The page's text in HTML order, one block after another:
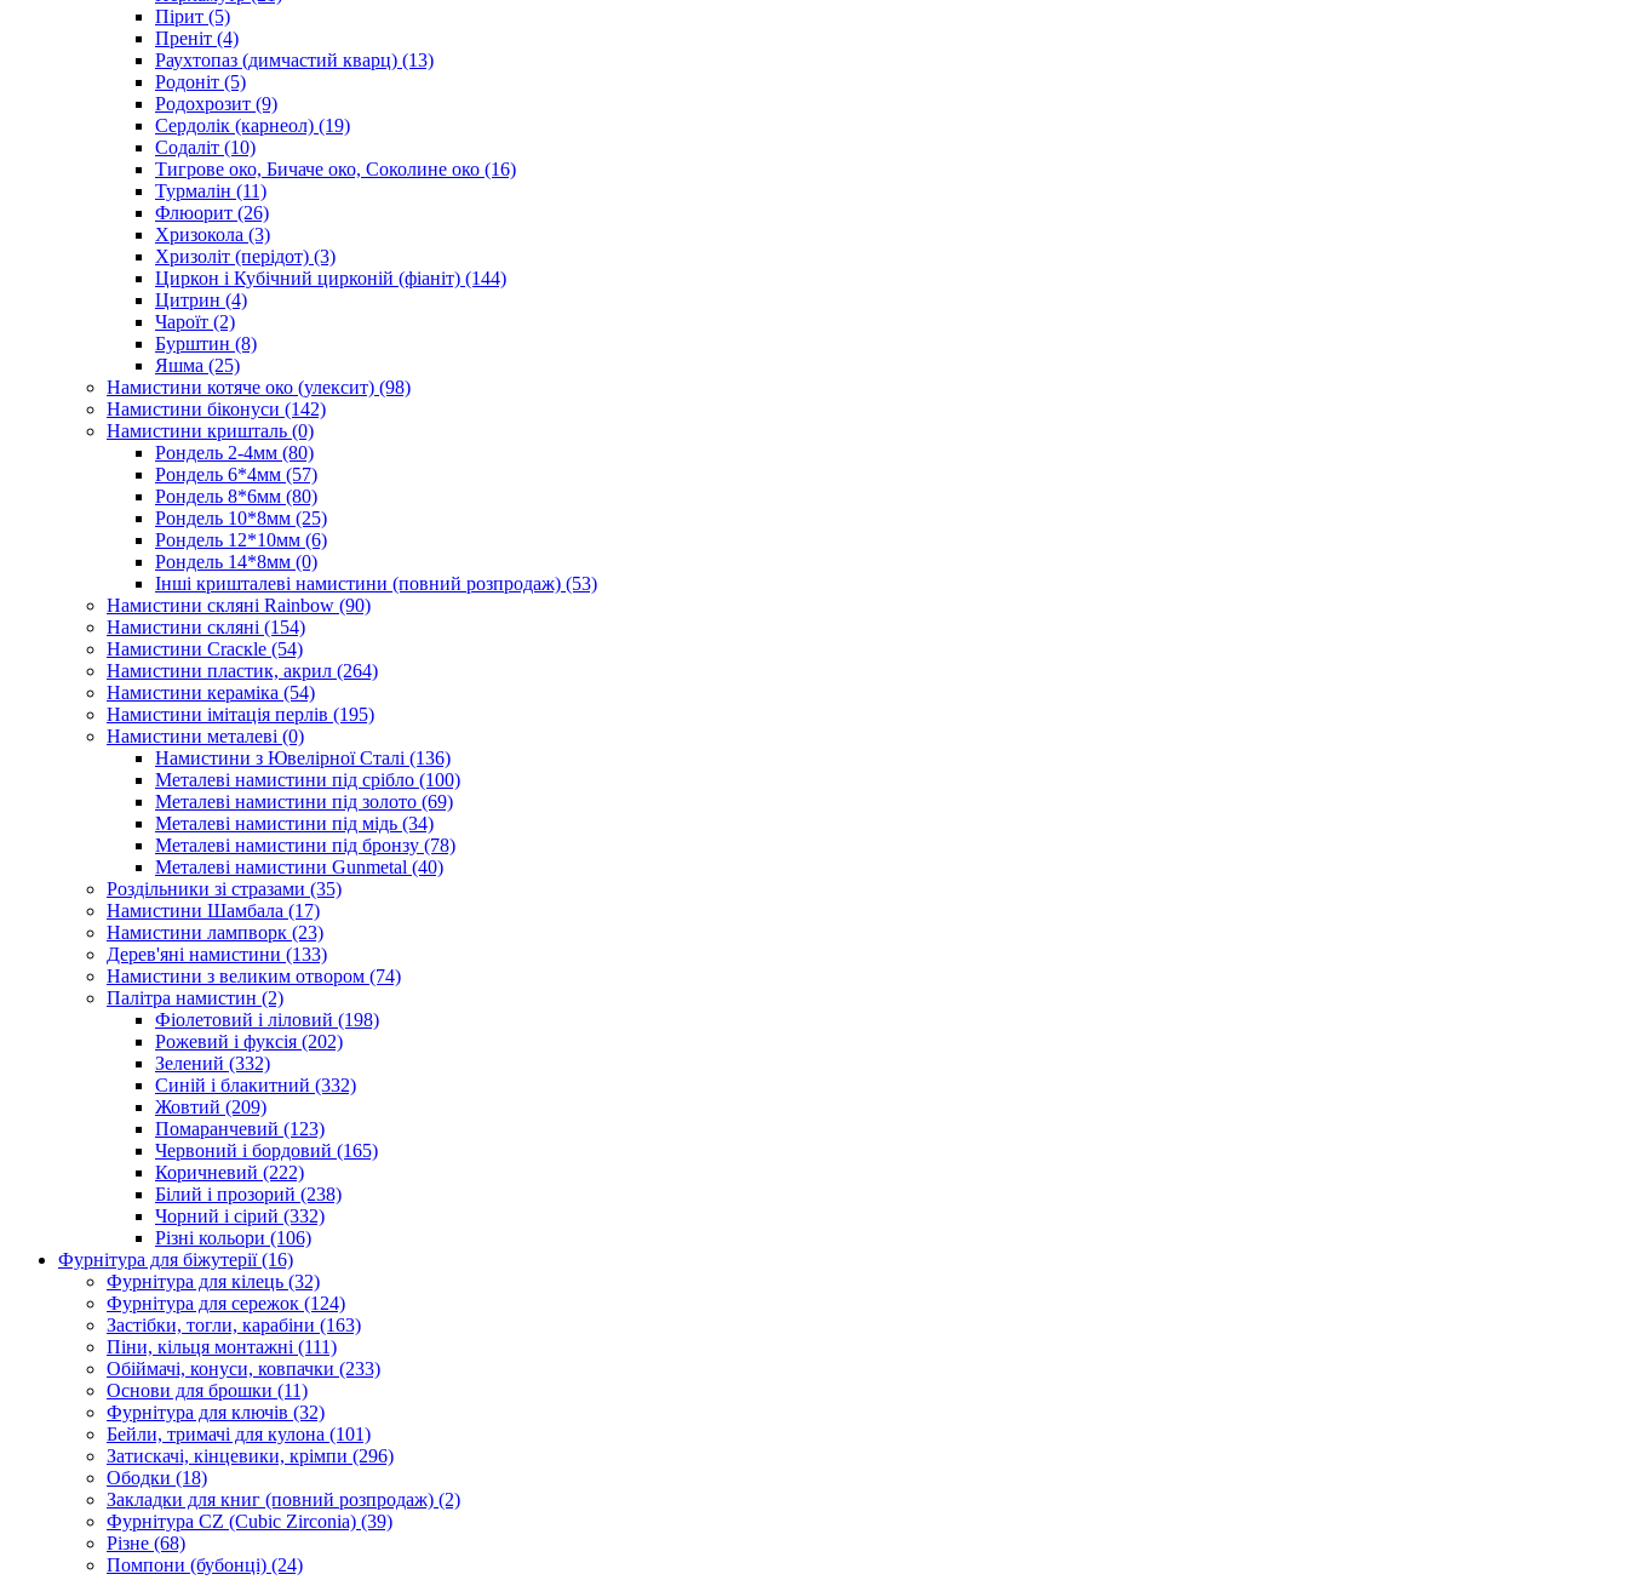
Пірит (5)
Преніт (4)
Раухтопаз (димчастий кварц) (13)
Родоніт (5)
Родохрозит (9)
Сердолік (карнеол) (19)
Содаліт (10)
Тигрове око, Бичаче око, Соколине око (16)
Турмалін (11)
Флюорит (26)
Хризокола (3)
Хризоліт (перідот) (3)
Циркон і Кубічний цирконій (фіаніт) (144)
Цитрин (4)
Чароїт (2)
Бурштин (8)
Яшма (25)
Намистини котяче око (улексит) (98)
Намистини біконуси (142)
Намистини кришталь (0)
Рондель 2-4мм (80)
Рондель 6*4мм (57)
Рондель 8*6мм (80)
Рондель 10*8мм (25)
Рондель 12*10мм (6)
Рондель 14*8мм (0)
Інші кришталеві намистини (повний розпродаж) (53)
Намистини скляні Rainbow (90)
Намистини скляні (154)
Намистини Cracкle (54)
Намистини пластик, акрил (264)
Намистини кераміка (54)
Намистини імітація перлів (195)
Намистини металеві (0)
Намистини з Ювелірної Сталі (136)
Металеві намистини під срібло (100)
Металеві намистини під золото (69)
Металеві намистини під мідь (34)
Металеві намистини під бронзу (78)
Металеві намистини Gunmetal (40)
Роздільники зі стразами (35)
Намистини Шамбала (17)
Намистини лампворк (23)
Дерев'яні намистини (133)
Намистини з великим отвором (74)
Палітра намистин (2)
Фіолетовий і ліловий (198)
Рожевий і фуксія (202)
Зелений (332)
Синій і блакитний (332)
Жовтий (209)
Помаранчевий (123)
Червоний і бордовий (165)
Коричневий (222)
Білий і прозорий (238)
Чорний і сірий (332)
Різні кольори (106)
Фурнітура для біжутерії(16)
Фурнітура для кілець (32)
Фурнітура для сережок (124)
Застібки, тогли, карабіни (163)
Піни, кільця монтажні (111)
Обіймачі, конуси, ковпачки (233)
Основи для брошки (11)
Фурнітура для ключів (32)
Бейли, тримачі для кулона (101)
Затискачі, кінцевики, крімпи (296)
Ободки (18)
Закладки для книг (повний розпродаж) (2)
Фурнітура CZ (Cubic Zirconia) (39)
Різне (68)
Помпони (бубонці) (24)